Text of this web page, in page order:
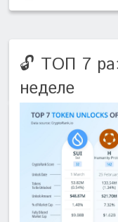
🔓 ТОП 7
неделе